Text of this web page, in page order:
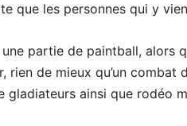
que les personnes qui y
partie de paintball, alors
de mieux qu’un combat
ainsi que rodéo